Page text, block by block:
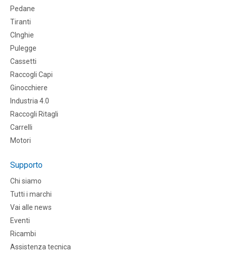
Pedane
Tiranti
CInghie
Pulegge
Cassetti
Raccogli Capi
Ginocchiere
Industria 4.0
Raccogli Ritagli
Carrelli
Motori
Supporto
Chi siamo
Tutti i marchi
Vai alle news
Eventi
Ricambi
Assistenza tecnica